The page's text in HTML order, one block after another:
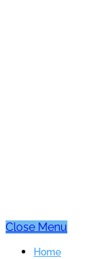
Close Menu
Home